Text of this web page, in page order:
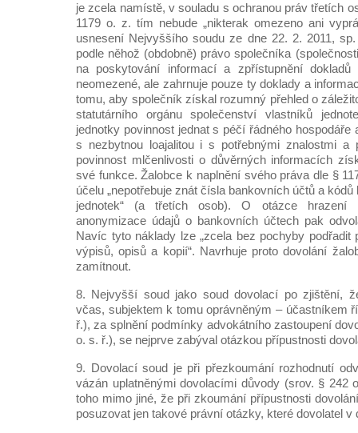
je zcela namístě, v souladu s ochranou práv třetích
1179 o. z. tím nebude „nikterak omezeno ani
usnesení Nejvyššího soudu ze dne 22. 2. 2011,
podle něhož (obdobně) právo společníka
na poskytování informací a zpřístupnění
neomezené, ale zahrnuje pouze ty doklady a
tomu, aby společník získal rozumný přehled o
statutárního orgánu společenství vlastníků
jednotky povinnost jednat s péčí řádného
s nezbytnou loajalitou i s potřebnými znalostmi a
povinnost mlčenlivosti o důvěrných informacích
své funkce. Žalobce k naplnění svého práva dle §
účelu „nepotřebuje znát čísla bankovních účtů a
jednotek“ (a třetích osob). O otázce hrazení
anonymizace údajů o bankovních účtech pak
Navíc tyto náklady lze „zcela bez pochyby podřadit
výpisů, opisů a kopií“. Navrhuje proto dovolání
zamítnout.
8. Nejvyšší soud jako soud dovolací po zjištění,
včas, subjektem k tomu oprávněným – účastníkem
ř.), za splnění podmínky advokátního zastoupení
o. s. ř.), se nejprve zabýval otázkou přípustnosti
9. Dovolací soud je při přezkoumání rozhodnutí
vázán uplatněnými dovolacími důvody (srov. § 242
toho mimo jiné, že při zkoumání přípustnosti
posuzovat jen takové právní otázky, které dovolatel v